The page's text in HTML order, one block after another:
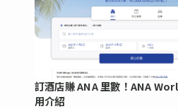
訂酒店賺 ANA 里數！ANA
用介紹